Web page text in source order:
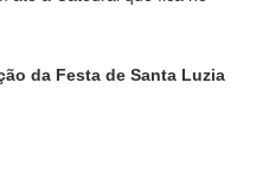
da Festa de Santa Luzia